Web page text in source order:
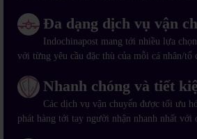
Đa dạng dịch vụ vận
Indochinapost mang tới nhiều lựa
với từng yêu cầu đặc thù của mỗi cá nhân/tổ
Nhanh chóng và tiết
Các dịch vụ vận chuyển được tối ưu
phát hàng tới tay người nhận nhanh nhất với